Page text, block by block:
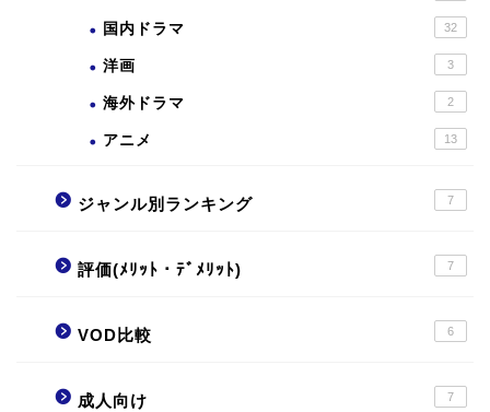
国内ドラマ 32
洋画 3
海外ドラマ 2
アニメ 13
ジャンル別ランキング 7
評価(ﾒﾘｯﾄ・ﾃﾞﾒﾘｯﾄ) 7
VOD比較 6
成人向け 7